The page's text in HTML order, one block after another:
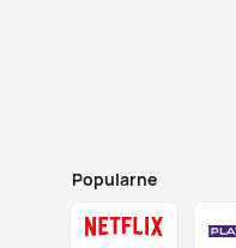
Popularne